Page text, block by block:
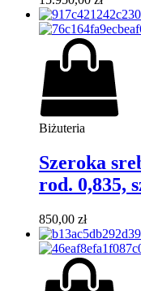
Biżuteria
Szeroka
rod. 0,835,
850,00 zł